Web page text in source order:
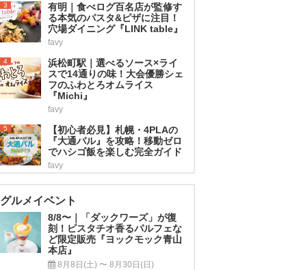
3
有明｜食べログ百名店が監修す
る本気のパスタ&ピザに注目！
穴場ダイニング『LINK table』
favy
4
浜松町駅｜選べるソース×ライ
スで14通りの味！大会優勝シェ
フのふわとろオムライス
『Michi』
favy
5
【初心者必見】札幌・4PLAの
『大通バル』を攻略！移動ゼロ
でハシゴ飯を楽しむ完全ガイド
favy
グルメイベント
8/8〜｜「ダックワーズ」が復
刻！ピスタチオ香るパルフェな
ど限定販売『ヨックモック青山
本店』
8月8日(土) 〜 8月30日(日)